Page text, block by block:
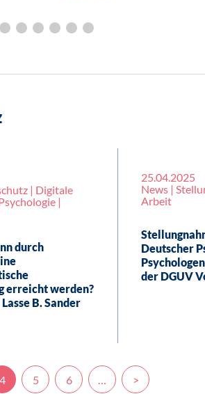
| Digitale
|
durch
erreicht werden?
B. Sander
25.04.2025
News |
Arbeit
Deutscher
der DGUV
4 5 6 >